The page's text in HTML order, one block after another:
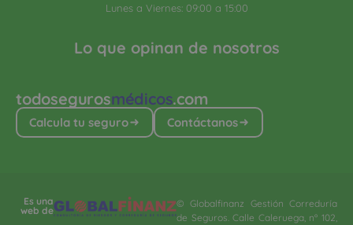
todosegurosmédicos.com
Calcula tu seguro Contáctanos
Lo que opinan de nosotros
Lunes a Viernes: 09:00 a 15:00
Es una
web de
© Globalfinanz Gestión Correduría
de Seguros. Calle Caleruega, nº 102,